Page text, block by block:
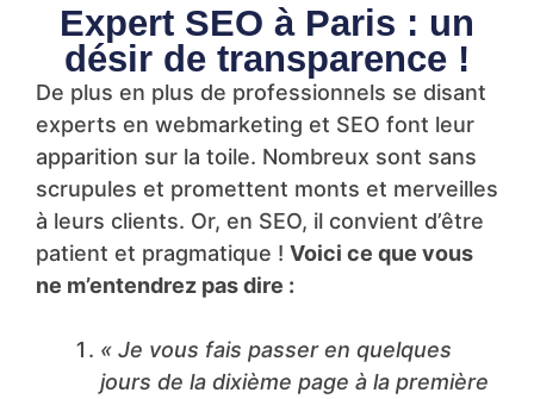
Expert SEO à Paris : un
désir de transparence !
De plus en plus de professionnels se disant
experts en webmarketing et SEO font leur
apparition sur la toile. Nombreux sont sans
scrupules et promettent monts et merveilles
à leurs clients. Or, en SEO, il convient d’être
patient et pragmatique ! Voici ce que vous
ne m’entendrez pas dire :
« Je vous fais passer en quelques
jours de la dixième page à la première